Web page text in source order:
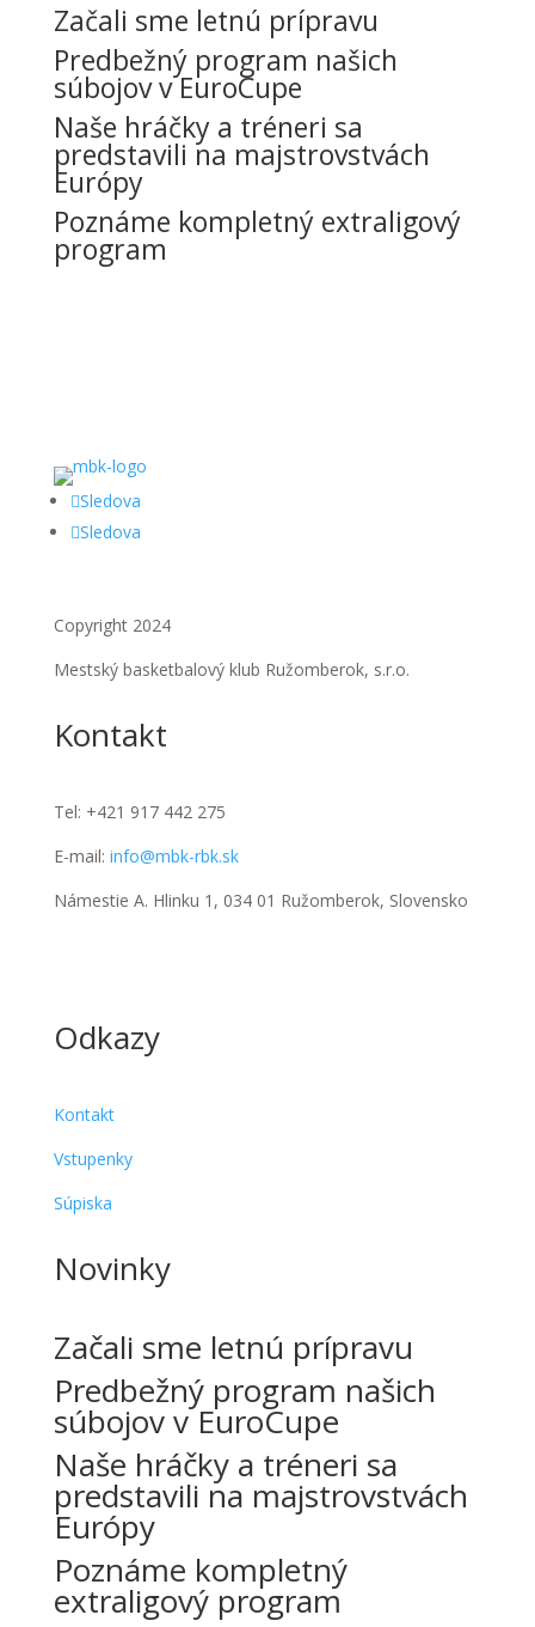
Začali sme letnú prípravu
Predbežný program našich
súbojov v EuroCupe
Naše hráčky a tréneri sa
predstavili na majstrovstvách
Európy
Poznáme kompletný extraligový
program
Sledova
Sledova
Copyright 2024
Mestský basketbalový klub Ružomberok, s.r.o.
Kontakt
Tel: +421 917 442 275
E-mail: info@mbk-rbk.sk
Námestie A. Hlinku 1, 034 01 Ružomberok, Slovensko
Odkazy
Kontakt
Vstupenky
Súpiska
Novinky
Začali sme letnú prípravu
Predbežný program našich
súbojov v EuroCupe
Naše hráčky a tréneri sa
predstavili na majstrovstvách
Európy
Poznáme kompletný
extraligový program